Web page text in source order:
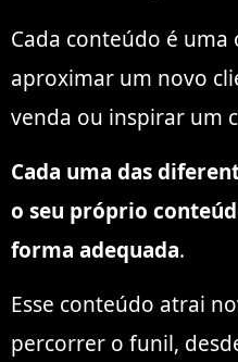
Cada conteúdo é
aproximar um novo
venda ou inspirar um
Cada uma das
o seu próprio
forma adequada.
Esse conteúdo atrai
percorrer o funil,